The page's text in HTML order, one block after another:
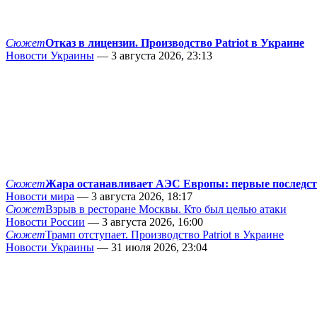
СюжетОтказ в лицензии. Производство Patriot в Украине
Новости Украины — 3 августа 2026, 23:13
СюжетЖара останавливает АЭС Европы: первые
Новости мира — 3 августа 2026, 18:17
СюжетВзрыв в ресторане Москвы. Кто был целью атаки
Новости России — 3 августа 2026, 16:00
СюжетТрамп отступает. Производство Patriot в Украине
Новости Украины — 31 июля 2026, 23:04